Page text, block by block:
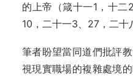
的上帝（箴十一1，十
10，二十一3、27，二十
筆者盼望當同道們批評
視現實職場的複雜處境